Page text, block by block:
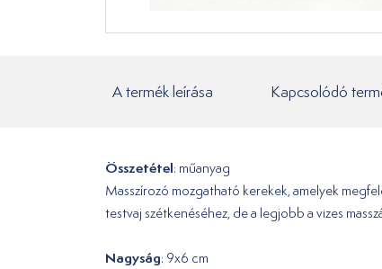
A termék leírása Kapcsolódó
Összetétel: műanyag
Masszírozó mozgatható kerekek, amelyek
testvaj szétkenéséhez, de a legjobb a vizes
Nagyság: 9x6 cm